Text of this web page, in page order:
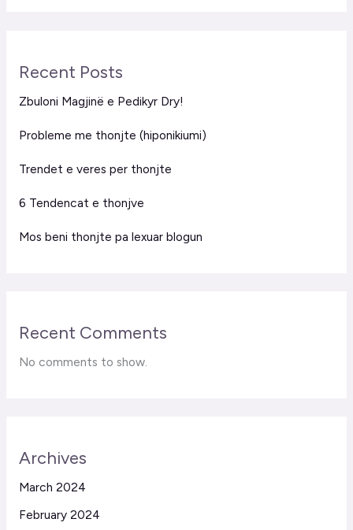
Recent Posts
Zbuloni Magjinë e Pedikyr Dry!
Probleme me thonjte (hiponikiumi)
Trendet e veres per thonjte
6 Tendencat e thonjve
Mos beni thonjte pa lexuar blogun
Recent Comments
No comments to show.
Archives
March 2024
February 2024